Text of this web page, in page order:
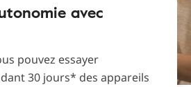
avec
pouvez essayer
30 jours* des appareils